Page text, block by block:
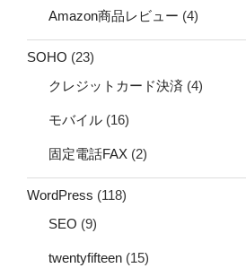
Amazon商品レビュー (4)
SOHO (23)
クレジットカード決済 (4)
モバイル (16)
固定電話FAX (2)
WordPress (118)
SEO (9)
twentyfifteen (15)